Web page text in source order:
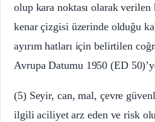
olup kara noktası olarak verilen
kenar çizgisi üzerinde olduğu
ayırım hatları için belirtilen
Avrupa Datumu 1950 (ED
(5) Seyir, can, mal, çevre
ilgili aciliyet arz eden ve risk